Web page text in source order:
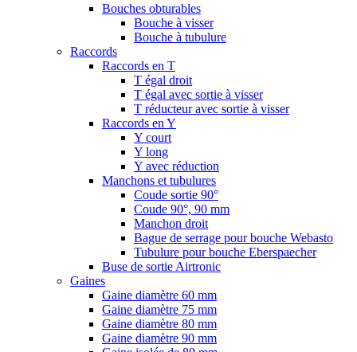
Bouches obturables
Bouche à visser
Bouche à tubulure
Raccords
Raccords en T
T égal droit
T égal avec sortie à visser
T réducteur avec sortie à visser
Raccords en Y
Y court
Y long
Y avec réduction
Manchons et tubulures
Coude sortie 90°
Coude 90°, 90 mm
Manchon droit
Bague de serrage pour bouche Webasto
Tubulure pour bouche Eberspaecher
Buse de sortie Airtronic
Gaines
Gaine diamètre 60 mm
Gaine diamètre 75 mm
Gaine diamètre 80 mm
Gaine diamètre 90 mm